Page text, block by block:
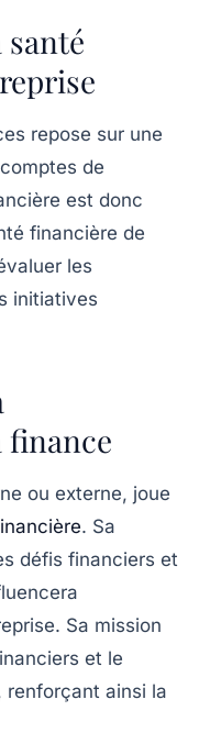
repose sur une
comptes de
est donc
financière de
les
initiatives
finance
ou externe, joue
. Sa
défis financiers et
Sa mission
et le
renforçant ainsi la